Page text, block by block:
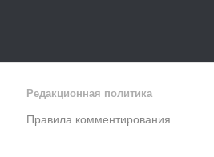
Редакционная политика
Правила комментирования